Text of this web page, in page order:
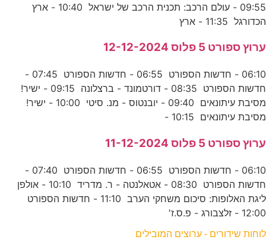
09:55 - עולם הרכב: תכנית הרכב של ישראל 10:40 - ארץ
הכדורגל 11:35 - ארץ
ערוץ ספורט 5 פלוס 12-12-2024
06:10 - חדשות הספורט 06:55 - חדשות הספורט 07:45 -
חדשות הספורט 08:35 - דורטמונד - ברצלונה 09:15 - ישיר!
מסיבת עיתונאים 09:40 - יובנטוס - מנ. סיטי 10:00 - ישיר!
מסיבת עיתונאים 10:15 -
ערוץ ספורט 5 פלוס 11-12-2024
06:10 - חדשות הספורט 06:55 - חדשות הספורט 07:40 -
חדשות הספורט 08:30 - אטאלנטה - ר. מדריד 10:10 - אולפן
ליגת האלופות: סיכום משחקי הערב 11:10 - חדשות הספורט
12:00 - זלצבורג - פ.ס.ז'
לוחות שידורים - ערוצים המובילים